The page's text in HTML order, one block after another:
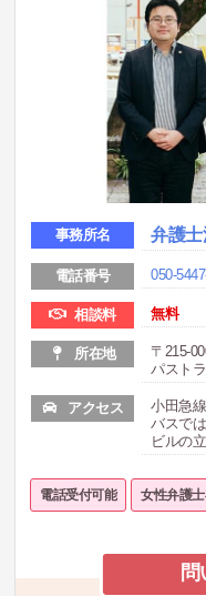
事務所名 弁護士
電話番号 050-
相談料 無料
所在地
〒215-
パスト
アクセス
小田急
バスで
ビルの
電話受付可能 女性弁護